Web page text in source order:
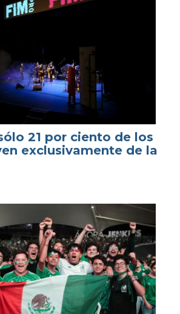
21 por ciento de los
exclusivamente de la